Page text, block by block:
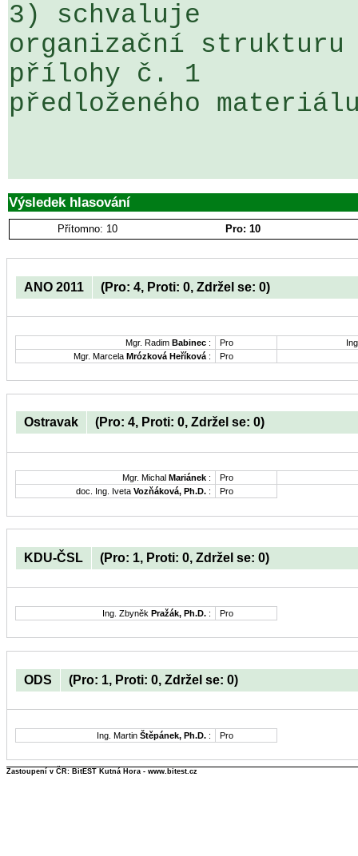
3) schvaluje
organizační strukturu
přílohy č. 1
předloženého
Výsledek hlasování
Přítomno: 10 Pro: 10
ANO 2011 (Pro: 4, Proti: 0, Zdržel se: 0)
Mgr. Radim Babinec : Pro
Mgr. Marcela Mrózková Heříková : Pro
Ostravak (Pro: 4, Proti: 0, Zdržel se: 0)
Mgr. Michal Mariánek :
Pro
doc. Ing. Iveta Vozňáková, Ph.D. : Pro
KDU-ČSL (Pro: 1, Proti: 0, Zdržel se: 0)
Ing. Zbyněk Pražák, Ph.D. : Pro
ODS (Pro: 1, Proti: 0, Zdržel se: 0)
Ing. Martin Štěpánek, Ph.D. : Pro
Zastoupení v ČR: BitEST Kutná Hora - www.bitest.cz